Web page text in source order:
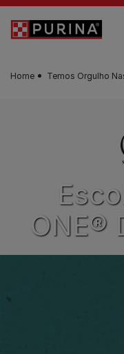
Skip to main content
Home Temos Orgulho
ONE®